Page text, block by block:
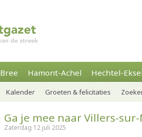
Bree Hamont-Achel Hechtel-
Kalender Groeten & felicitaties
Ga je mee naar Villers-sur-
Zaterdag 12 juli 2025